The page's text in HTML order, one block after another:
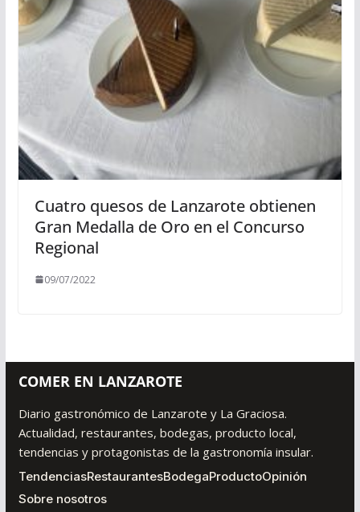
Cuatro quesos de Lanzarote obtienen
Gran Medalla de Oro en el Concurso
Regional
09/07/2022
COMER EN LANZAROTE
Diario gastronómico de Lanzarote y La Graciosa.
Actualidad, restaurantes, bodegas, producto local,
tendencias y protagonistas de la gastronomía insular.
TendenciasRestaurantesBodegaProductoOpinión
Sobre nosotros